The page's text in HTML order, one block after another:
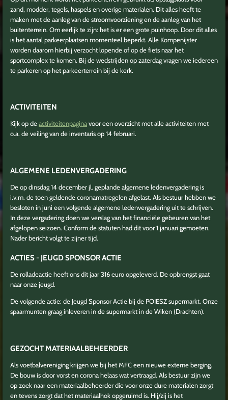
zand, modder, tegels, haspels en overige materialen. Dit alles heeft te
maken met de aanleg van de stroomvoorziening en de aanleg van het
buitenterrein. Om eerlijk te zijn: het is er een grote puinhoop. Door dit alles
is het aantal parkeerplaatsen momenteel beperkt. Alle Kompenijster
worden daarom hierbij verzocht lopende of op de fiets naar het
sportcomplex te komen. Bij de wedstrijden op zaterdag vragen we iedereen
te parkeren op het parkeerterrein bij de kerk.
ACTIVITEITEN
Kijk op deactiviteitenpaginavoor een overzicht met alle activiteiten met
o.a. de veiling van de inventaris op 14 februari.
ALGEMENE LEDENVERGADERING
De op dinsdag 14 december jl. geplande algemene ledenvergadering is
i.v.m. de toen geldende coronamatregelen afgelast. Als bestuur hebben we
besloten in juni een volgende algemene ledenvergadering uit te schrijven.
In deze vergadering doen we verslag van het financiële gebeuren van het
afgelopen seizoen. Conform de statuten had dit voor 1 januari gemoeten.
Nader bericht volgt te zijner tijd.
ACTIES - JEUGD SPONSOR ACTIE
De rolladeactie heeft ons dit jaar 316 euro opgeleverd. De opbrengst gaat
naar onze jeugd.
De volgende actie: de Jeugd Sponsor Actie bij de POIESZ supermarkt. Onze
spaarmunten graag inleveren in de supermarkt in de Wiken (Drachten).
GEZOCHT MATERIAALBEHEERDER
Als voetbalvereniging krijgen we bij het MFC een nieuwe externe berging.
De bouw is door vorst en corona helaas wat vertraagd. Als bestuur zijn we
op zoek naar een materiaalbeheerder die voor onze dure materialen zorgt
en tevens zorgt dat het materiaalhok opgeruimd is. Hij/zij is het